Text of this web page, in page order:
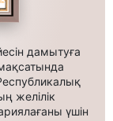
дамытуға
желілік
үшін